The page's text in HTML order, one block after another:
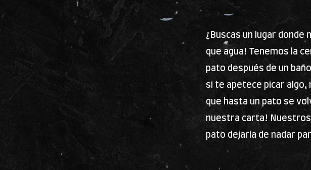
¿Buscas un lugar donde
que agua! Tenemos la
pato después de un
si te apetece picar
que hasta un pato se
nuestra carta!
pato dejaría de nadar